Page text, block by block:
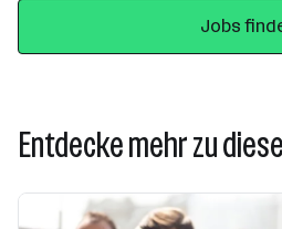
Jobs
Entdecke mehr zu